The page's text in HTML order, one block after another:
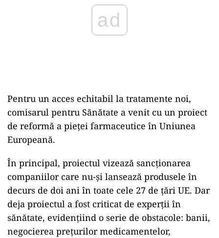
Pentru un acces echitabil la tratamente noi,
comisarul pentru Sănătate a venit cu un proiect
de reformă a pieței farmaceutice în Uniunea
Europeană.
În principal, proiectul vizează sancționarea
companiilor care nu-și lansează produsele în
decurs de doi ani în toate cele 27 de țări UE. Dar
deja proiectul a fost criticat de experții în
sănătate, evidențiind o serie de obstacole: banii,
negocierea prețurilor medicamentelor,